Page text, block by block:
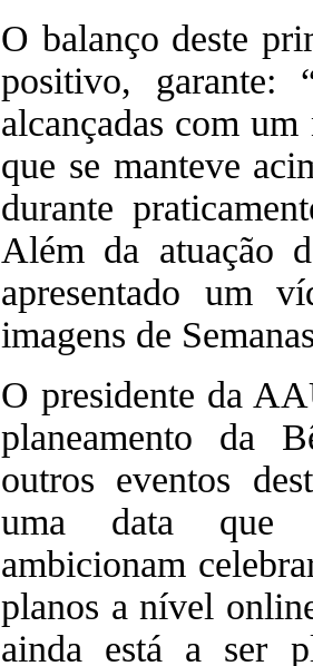
O balanço deste
positivo, garante:
alcançadas com
que se manteve
durante
Além da atuação
apresentado um
imagens de
O presidente da
planeamento da
outros eventos
uma data que
ambicionam
planos a nível
ainda está a ser